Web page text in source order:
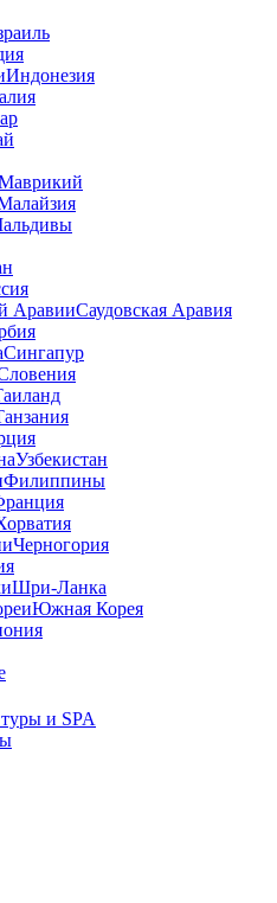
Индонезия
Саудовская Аравия
Сингапур
Узбекистан
Филиппины
Черногория
Шри-Ланка
Южная Корея
и SPA